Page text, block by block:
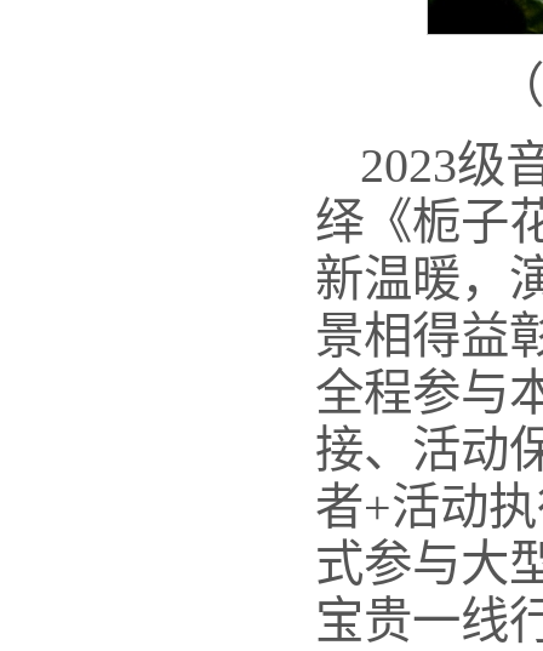
2023级
绎《栀子
新温暖，
景相得益
全程参与
接、活动
者+活动
式参与大
宝贵一线